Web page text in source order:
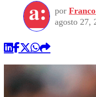
por
agosto 27,